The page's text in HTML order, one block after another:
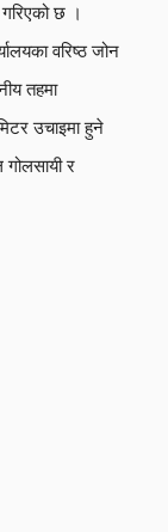
छ ।
वरिष्ठ जोन
तहमा
उचाइमा हुने
र